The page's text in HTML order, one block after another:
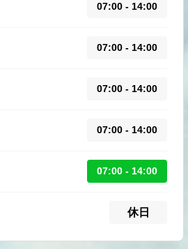
07:00 - 14:00
07:00 - 14:00
07:00 - 14:00
07:00 - 14:00
07:00 - 14:00
休日